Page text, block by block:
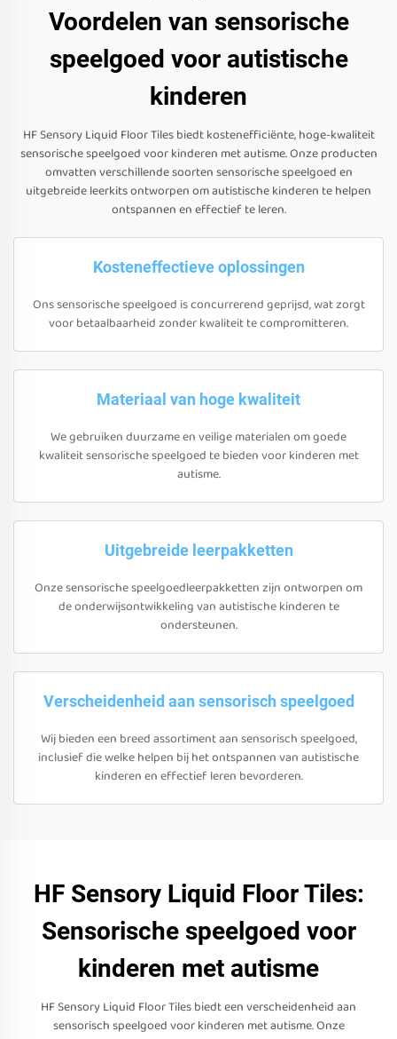
Voordelen van sensorische
speelgoed voor autistische
kinderen
HF Sensory Liquid Floor Tiles biedt kostenefficiënte, hoge-kwaliteit
sensorische speelgoed voor kinderen met autisme. Onze producten
omvatten verschillende soorten sensorische speelgoed en
uitgebreide leerkits ontworpen om autistische kinderen te helpen
ontspannen en effectief te leren.
Kosteneffectieve oplossingen
Ons sensorische speelgoed is concurrerend geprijsd, wat zorgt
voor betaalbaarheid zonder kwaliteit te compromitteren.
Materiaal van hoge kwaliteit
We gebruiken duurzame en veilige materialen om goede
kwaliteit sensorische speelgoed te bieden voor kinderen met
autisme.
Uitgebreide leerpakketten
Onze sensorische speelgoedleerpakketten zijn ontworpen om
de onderwijsontwikkeling van autistische kinderen te
ondersteunen.
Verscheidenheid aan sensorisch speelgoed
Wij bieden een breed assortiment aan sensorisch speelgoed,
inclusief die welke helpen bij het ontspannen van autistische
kinderen en effectief leren bevorderen.
HF Sensory Liquid Floor Tiles:
Sensorische speelgoed voor
kinderen met autisme
HF Sensory Liquid Floor Tiles biedt een verscheidenheid aan
sensorisch speelgoed voor kinderen met autisme. Onze